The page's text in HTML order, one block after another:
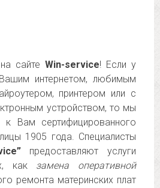
сайте Win-service! Если у
интернетом, любимым
принтером или с
устройством, то мы
Вам сертифицированного
1905 года. Специалисты
предоставляют услуги
как замена оперативной
ремонта материнских плат